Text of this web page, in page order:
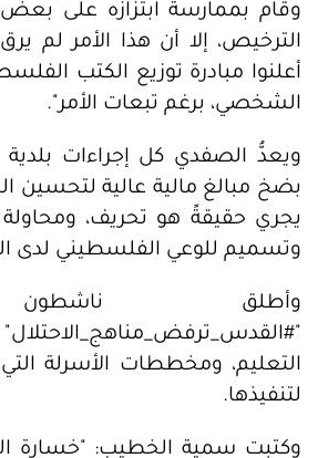
وقام بممارسة ابتزازه على
الترخيص، إلا أن هذا الأمر لم
أعلنوا مبادرة توزيع الكتب
الشخصي، برغم تبعات الأمر".
ويعدُّ الصفدي كل إجراءات بلدية
بضخ مبالغ مالية عالية لتحسين
يجري حقيقةً هو تحريف،
وتسميم للوعي الفلسطيني لدى
وأطلق
التعليم، ومخططات الأسرلة
لتنفيذها.
وكتبت سمية الخطيب: "خسارة